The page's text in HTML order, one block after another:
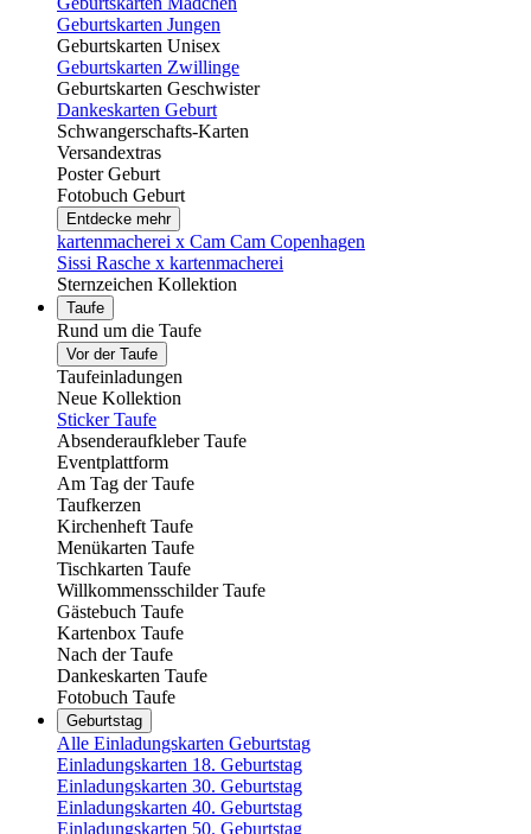
Geburtskarten Jungen
Geburtskarten Unisex
Geburtskarten Zwillinge
Geburtskarten Geschwister
Dankeskarten Geburt
Schwangerschafts-Karten
Versandextras
Poster Geburt
Fotobuch Geburt
Entdecke mehr
kartenmacherei x Cam Cam Copenhagen
Sissi Rasche x kartenmacherei
Sternzeichen Kollektion
Taufe
Rund um die Taufe
Vor der Taufe
Taufeinladungen
Neue Kollektion
Sticker Taufe
Absenderaufkleber Taufe
Eventplattform
Am Tag der Taufe
Taufkerzen
Kirchenheft Taufe
Menükarten Taufe
Tischkarten Taufe
Willkommensschilder Taufe
Gästebuch Taufe
Kartenbox Taufe
Nach der Taufe
Dankeskarten Taufe
Fotobuch Taufe
Geburtstag
Alle Einladungskarten Geburtstag
Einladungskarten 18. Geburtstag
Einladungskarten 30. Geburtstag
Einladungskarten 40. Geburtstag
Einladungskarten 50. Geburtstag